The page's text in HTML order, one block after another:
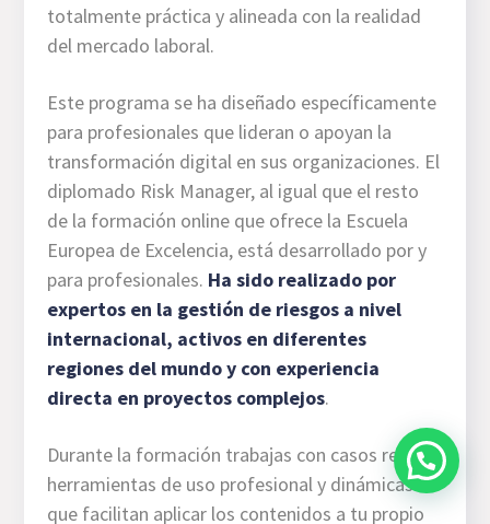
totalmente práctica y alineada con la realidad
del mercado laboral.
Este programa se ha diseñado específicamente
para profesionales que lideran o apoyan la
transformación digital en sus organizaciones. El
diplomado Risk Manager, al igual que el resto
de la formación online que ofrece la Escuela
Europea de Excelencia, está desarrollado por y
para profesionales. Ha sido realizado por
expertos en la gestión de riesgos a nivel
internacional, activos en diferentes
regiones del mundo y con experiencia
directa en proyectos complejos.
Durante la formación trabajas con casos reales,
herramientas de uso profesional y dinámicas
que facilitan aplicar los contenidos a tu propio